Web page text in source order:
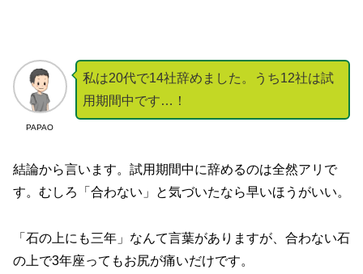
PAPAO
私は20代で14社辞めました。うち12社は試
用期間中です…！
結論から言います。試用期間中に辞めるのは全然アリで
す。むしろ「合わない」と気づいたなら早いほうがいい。
「石の上にも三年」なんて言葉がありますが、合わない石
の上で3年座ってもお尻が痛いだけです。